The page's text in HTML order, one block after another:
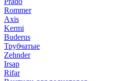
Rommer
Axis
Kermi
Buderus
Трубчатые
Zehnder
Irsap
Rifar